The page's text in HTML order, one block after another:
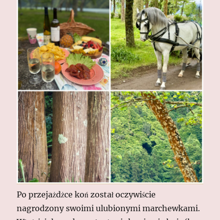
Po przejażdżce koń został oczywiście
nagrodzony swoimi ulubionymi marchewkami.